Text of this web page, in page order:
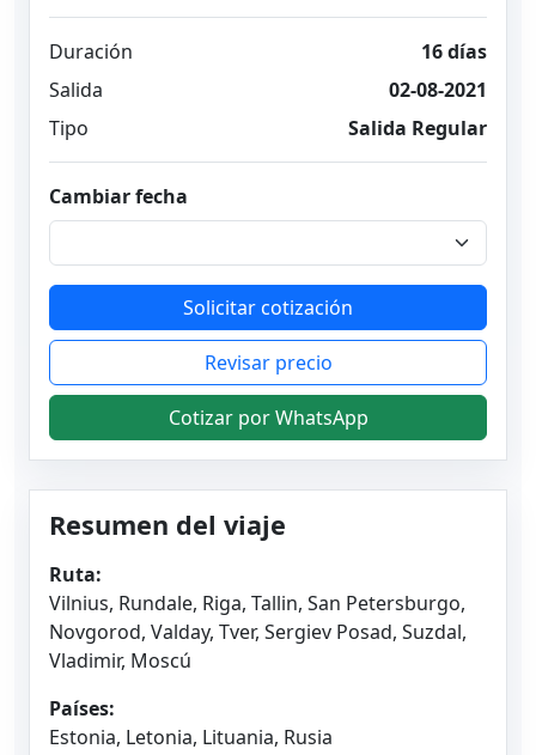
Resumen del viaje
Ruta:
Vilnius, Rundale, Riga, Tallin, San Petersburgo,
Novgorod, Valday, Tver, Sergiev Posad, Suzdal,
Vladimir, Moscú
Países:
Estonia, Letonia, Lituania, Rusia
Duración
16 días
Salida
02-08-2021
Tipo
Salida Regular
Cambiar fecha
Solicitar cotización
Revisar precio
Cotizar por WhatsApp